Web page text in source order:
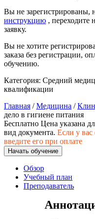
Техносферная
Безопасность
общественного
организации
Управление
хозяйственной
Техника-
Прикладная
нефтегазовое
Вы не зарегистрированы,
инструкцию ,
заявку.
Вы не хотите
заказа без регистрации,
обучению.
Категория: Средний
квалификации
Главная /Медицина /
дело в гигиене питания
Бесплатно Цена указана
вид документа. Если у вас
введите его при оплате
Начать обучение
Обзор
Учебный план
Преподаватель